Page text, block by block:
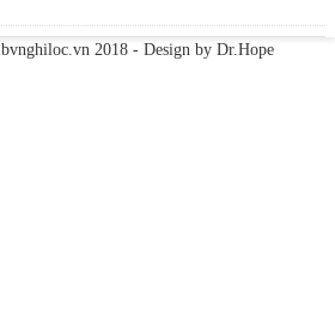
bvnghiloc.vn2018 - Design by Dr.Hope